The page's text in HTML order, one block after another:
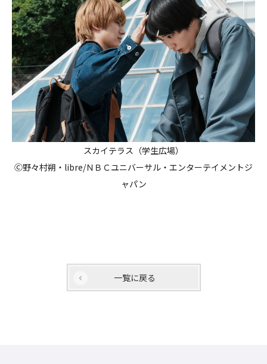
スカイテラス（学生広場）
Ⓒ野々村朔・libre/ＮＢＣユニバーサル・エンターテイメントジ
ャパン
一覧に戻る